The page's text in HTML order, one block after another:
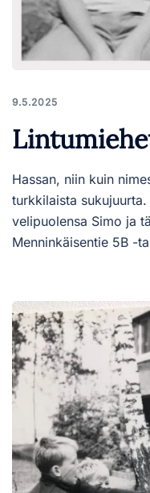
9.5.2025
Hassan, niin kuin
turkkilaista
velipuolensa Simo ja
Menninkäisentie 5B -